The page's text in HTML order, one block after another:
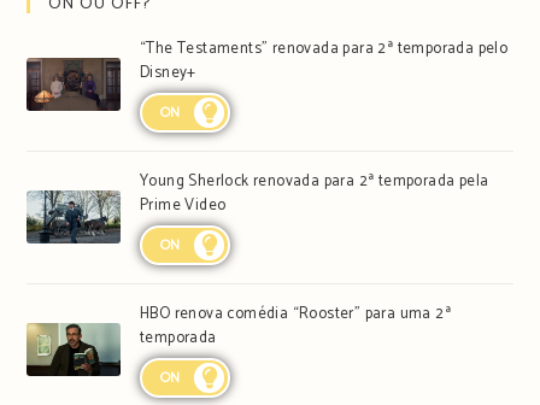
“The Testaments” renovada para 2ª temporada pelo
Disney+
ON
Young Sherlock renovada para 2ª temporada pela
Prime Video
ON
HBO renova comédia “Rooster” para uma 2ª
temporada
ON